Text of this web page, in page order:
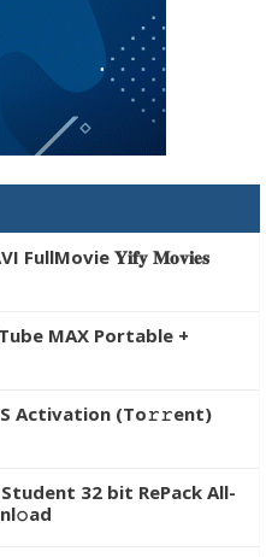
FullMovie 𝐘𝐢𝐟𝐲 𝐌𝐨𝐯𝐢𝐞𝐬
MAX Portable +
Activation (To𝚛𝚛еnt)
32 bit RePack All-